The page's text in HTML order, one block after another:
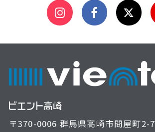
〒370-0006 群馬県高崎市問屋町2-7